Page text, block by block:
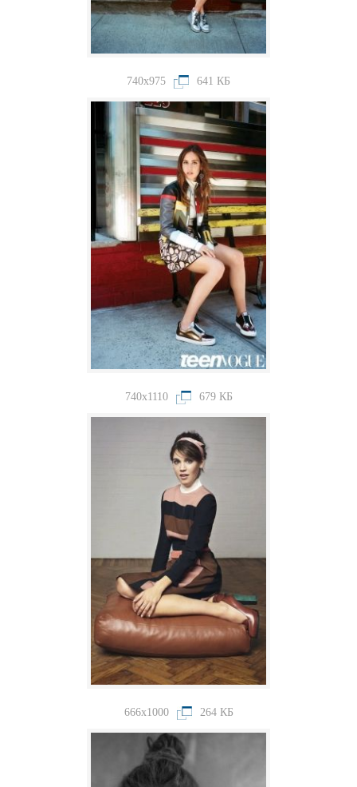
740x975 641 КБ
740x1110 679 КБ
666x1000 264 КБ